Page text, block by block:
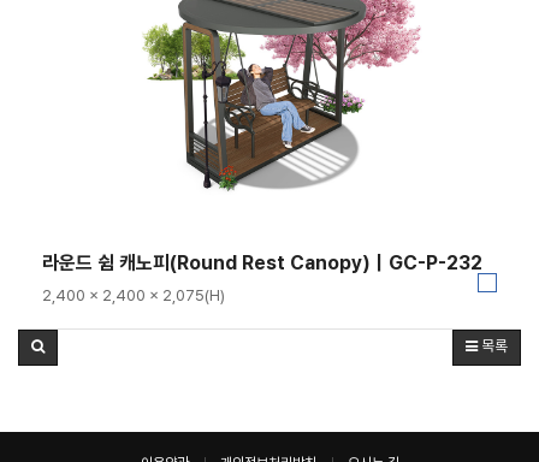
라운드 쉼 캐노피(Round Rest Canopy)｜GC-P-232
2,400 × 2,400 × 2,075(H)
목록